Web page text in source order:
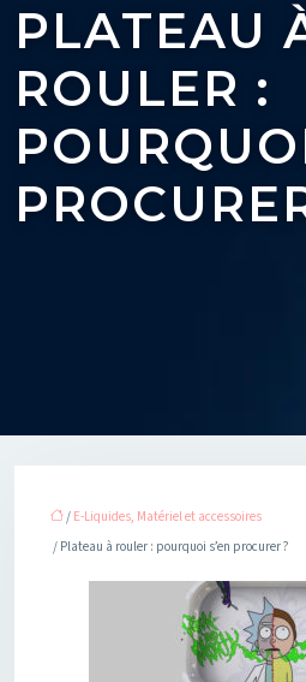
PLATEAU
ROULER :
/ E-Liquides, Matériel et accessoires
/ Plateau à rouler : pourquoi s’en procurer ?